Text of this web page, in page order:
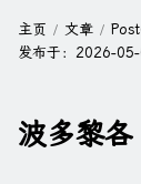
主页 文章
发布于： 2026-
波多黎